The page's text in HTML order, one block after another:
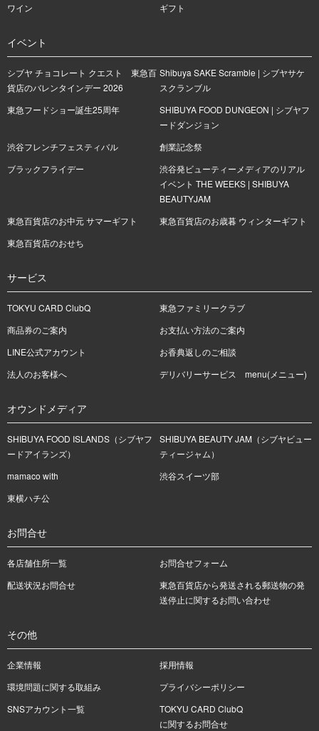
ワイン
ギフト
イベント
シブヤ チョコレート クエスト 東急百
貨店のバレンタインデー 2026
Shibuya SAKE Scramble | シブヤサケ
スクランブル
東急フードショー誕生25周年
SHIBUYA FOOD DUNGEON | シブヤフ
ードダンジョン
渋谷フレンチフェスティバル
創業記念祭
ブラックフライデー
渋谷発ビューティーメディアのリアル
イベント THE WEEKS | SHIBUYA
BEAUTYJAM
東急百貨店のお中元 サマーギフト
東急百貨店のお歳暮 ウィンターギフト
東急百貨店のおせち
サービス
TOKYU CARD ClubQ
東急ファミリークラブ
商品券のご案内
お支払い方法のご案内
LINE公式アカウント
お香典返しのご相談
法人のお客様へ
デリバリーサービス menu(メニュー)
オウンドメディア
SHIBUYA FOOD ISLANDS（シブヤフ
ードアイランズ）
SHIBUYA BEAUTY JAM（シブヤビュー
ティージャム）
mamaco with
渋谷スイーツ部
東横ハチ公
お問合せ
各店舗住所一覧
お問合せフォーム
配送状況お問合せ
東急百貨店から発送される郵送物の発
送停止に関するお問い合わせ
その他
企業情報
採用情報
環境問題に関する取組み
プライバシーポリシー
SNSアカウント一覧
TOKYU CARD ClubQ
に関するお問合せ